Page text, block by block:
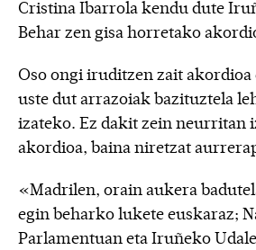
Cristina Ibarrola kendu dute
Behar zen gisa horretako
Oso ongi iruditzen zait akordioa
uste dut arrazoiak bazituztela
izateko. Ez dakit zein neurritan
akordioa, baina niretzat
«Madrilen, orain aukera
egin beharko lukete euskaraz;
Parlamentuan eta Iruñeko